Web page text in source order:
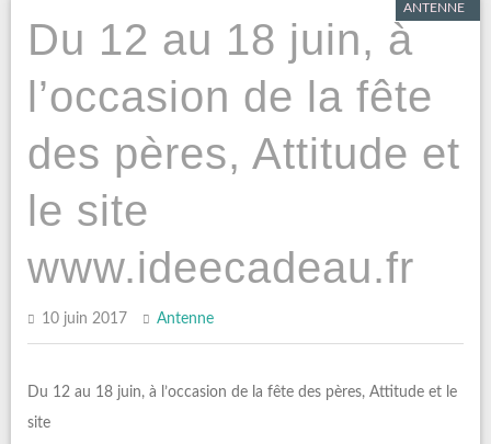
ANTENNE
Du 12 au 18 juin, à
l’occasion de la fête
des pères, Attitude et
le site
www.ideecadeau.fr
10 juin 2017 Antenne
Du 12 au 18 juin, à l’occasion de la fête des pères, Attitude et le
site